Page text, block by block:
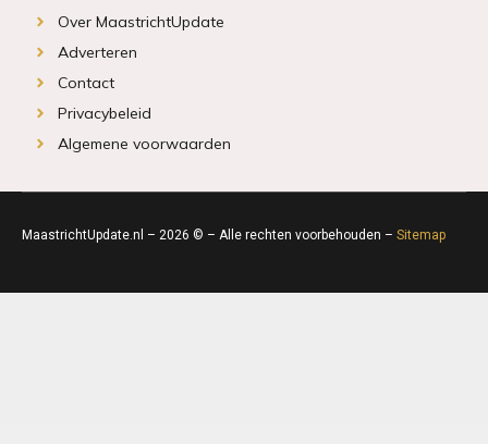
Over MaastrichtUpdate
Adverteren
Contact
Privacybeleid
Algemene voorwaarden
MaastrichtUpdate.nl – 2026 © – Alle rechten voorbehouden – Sitemap